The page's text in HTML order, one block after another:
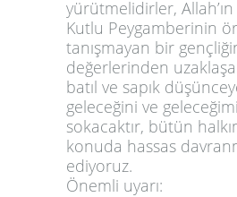
yürütmelidirler, Allah’ın
Kutlu Peygamberinin
tanışmayan bir
değerlerinden
batıl ve sapık
geleceğini ve
sokacaktır, bütün
konuda hassas
ediyoruz.
Önemli uyarı: